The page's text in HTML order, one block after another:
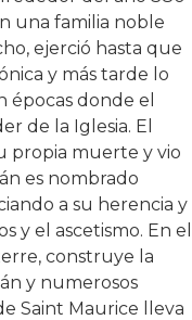
una familia noble
ejerció hasta que
y más tarde lo
donde el
de la Iglesia. El
propia muerte y vio
es nombrado
a su herencia y
y el ascetismo. En el
construye la
y numerosos
Saint Maurice lleva